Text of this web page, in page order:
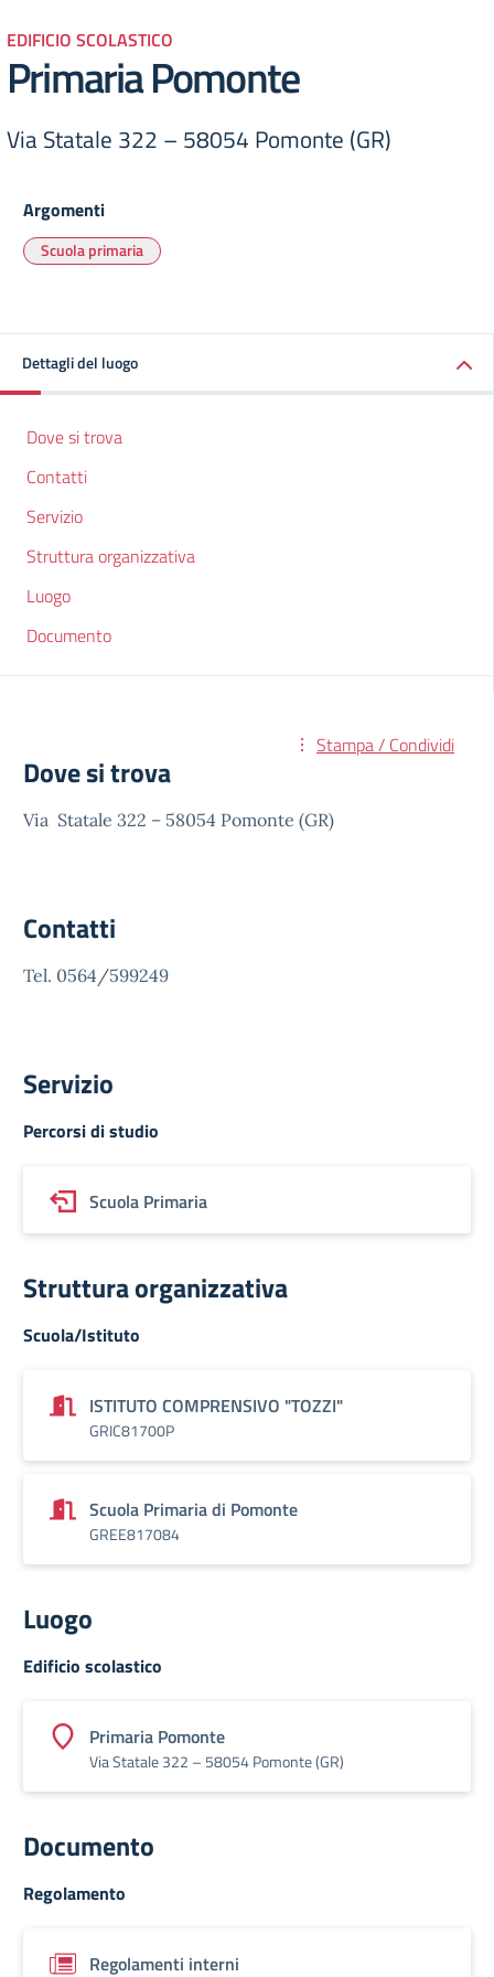
EDIFICIO SCOLASTICO
Primaria Pomonte
Via Statale 322 – 58054 Pomonte (GR)
Argomenti
Scuola primaria
Dettagli del luogo
Dove si trova
Contatti
Servizio
Struttura organizzativa
Luogo
Documento
Stampa / Condividi
Dove si trova
Via Statale 322 – 58054 Pomonte (GR)
Contatti
Tel. 0564/599249
Servizio
Percorsi di studio
Scuola Primaria
Struttura organizzativa
Scuola/Istituto
ISTITUTO COMPRENSIVO "TOZZI"
GRIC81700P
Scuola Primaria di Pomonte
GREE817084
Luogo
Edificio scolastico
Primaria Pomonte
Via Statale 322 – 58054 Pomonte (GR)
Documento
Regolamento
Regolamenti interni